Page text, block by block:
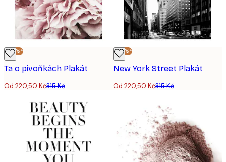
-30%*
Ta o pivoňkách Plakát
Od 220,50 Kč315 Kč
-30%*
New York Street Plakát
Od 220,50 Kč315 Kč